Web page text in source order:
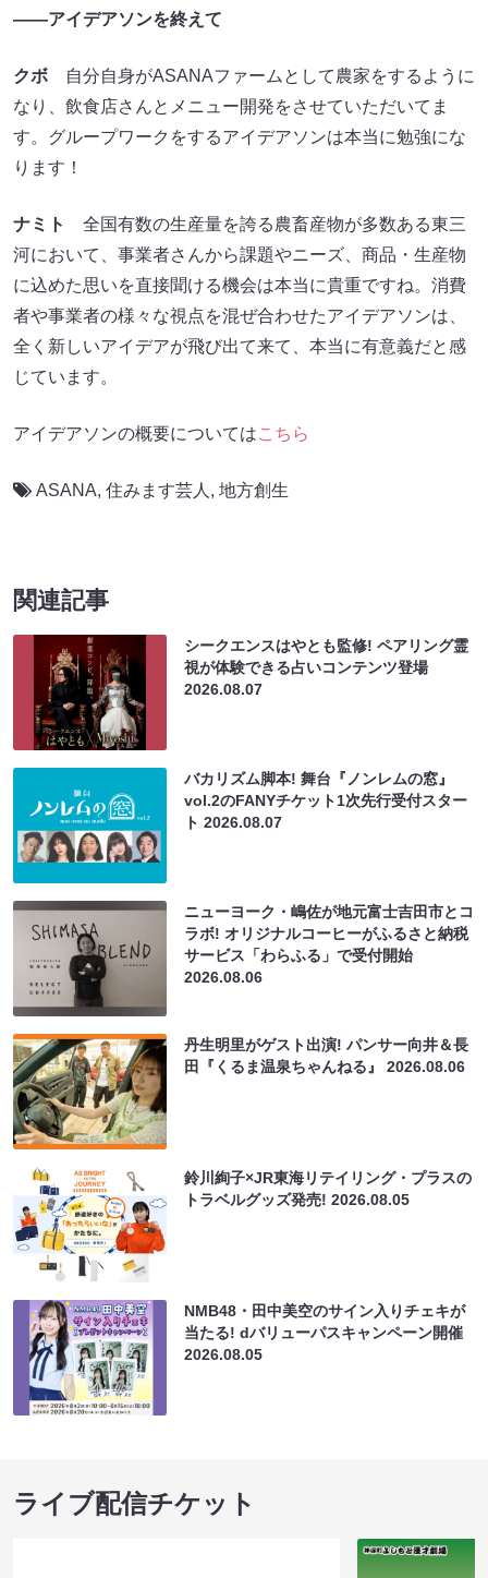
――アイデアソンを終えて
クボ 自分自身がASANAファームとして農家をするように
なり、飲食店さんとメニュー開発をさせていただいてま
す。グループワークをするアイデアソンは本当に勉強にな
ります！
ナミト
全国有数の生産量を誇る農畜産物が多数ある東三
河において、事業者さんから課題やニーズ、商品・生産物
に込めた思いを直接聞ける機会は本当に貴重ですね。消費
者や事業者の様々な視点を混ぜ合わせたアイデアソンは、
全く新しいアイデアが飛び出て来て、本当に有意義だと感
じています。
アイデアソンの概要についてはこちら
ASANA, 住みます芸人 , 地方創生
関連記事
シークエンスはやとも監修! ペアリング霊
視が体験できる占いコンテンツ登場
2026.08.07
バカリズム脚本! 舞台『ノンレムの窓』
vol.2のFANYチケット1次先行受付スター
ト2026.08.07
ニューヨーク・嶋佐が地元富士吉田市とコ
ラボ! オリジナルコーヒーがふるさと納税
サービス「わらふる」で受付開始
2026.08.06
丹生明里がゲスト出演! パンサー向井＆長
田『くるま温泉ちゃんねる』2026.08.06
鈴川絢子×JR東海リテイリング・プラスの
トラベルグッズ発売!2026.08.05
NMB48・田中美空のサイン入りチェキが
当たる! dバリューパスキャンペーン開催
2026.08.05
ライブ配信チケット